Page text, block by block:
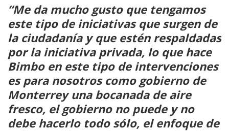
“Me da mucho gusto que tengamos
este tipo de iniciativas que surgen de
la ciudadanía y que estén respaldadas
por la iniciativa privada, lo que hace
Bimbo en este tipo de intervenciones
es para nosotros como gobierno de
Monterrey una bocanada de aire
fresco, el gobierno no puede y no
debe hacerlo todo sólo, el enfoque de